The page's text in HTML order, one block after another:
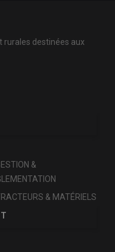
rurales destinées aux
&
& MATÉRIELS